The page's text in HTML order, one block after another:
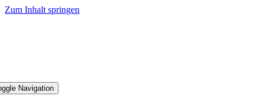
Zum Inhalt springen
Navigation